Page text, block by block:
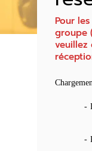
Pour
groupe
veuillez
-
-